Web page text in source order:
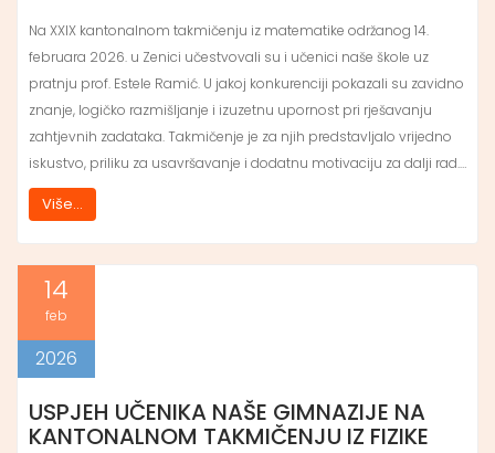
Na XXIX kantonalnom takmičenju iz matematike održanog 14.
februara 2026. u Zenici učestvovali su i učenici naše škole uz
pratnju prof. Estele Ramić. U jakoj konkurenciji pokazali su zavidno
znanje, logičko razmišljanje i izuzetnu upornost pri rješavanju
zahtjevnih zadataka. Takmičenje je za njih predstavljalo vrijedno
iskustvo, priliku za usavršavanje i dodatnu motivaciju za dalji rad.…
Više...
14
feb
2026
USPJEH UČENIKA NAŠE GIMNAZIJE NA
KANTONALNOM TAKMIČENJU IZ FIZIKE